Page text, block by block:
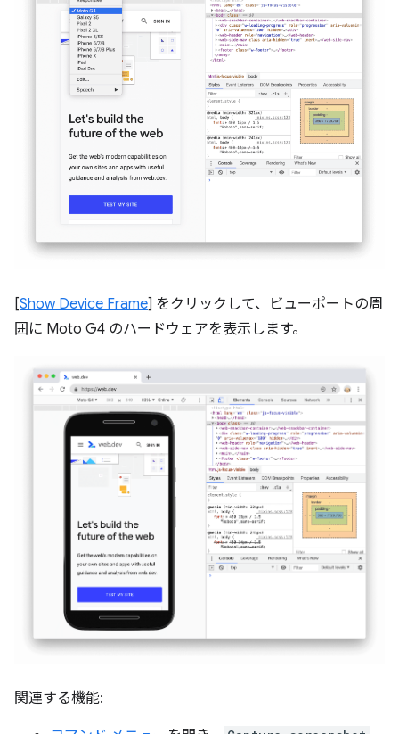
[Show Device Frame] をクリックして、ビューポートの周
囲に Moto G4 のハードウェアを表示します。
関連する機能: